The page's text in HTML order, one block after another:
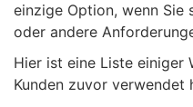
einzige Option, wenn Sie
oder andere
Hier ist eine Liste einiger
Kunden zuvor verwendet